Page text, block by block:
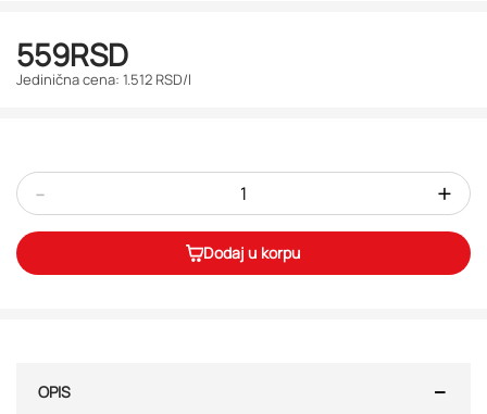
559RSD
Jedinična cena: 1.512 RSD/l
- +
Dodaj u korpu
OPIS